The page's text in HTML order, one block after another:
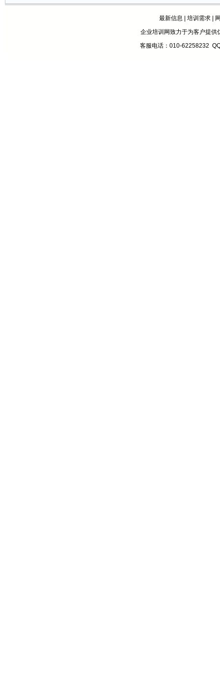
最新信息 | 培训需求|
企业培训网致力于为客户提供
客服电话：010-62258232